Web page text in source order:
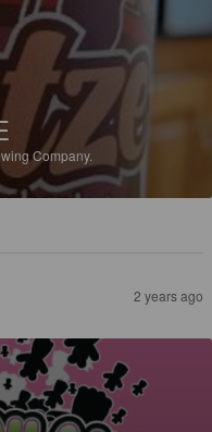
Company.
2 years ago